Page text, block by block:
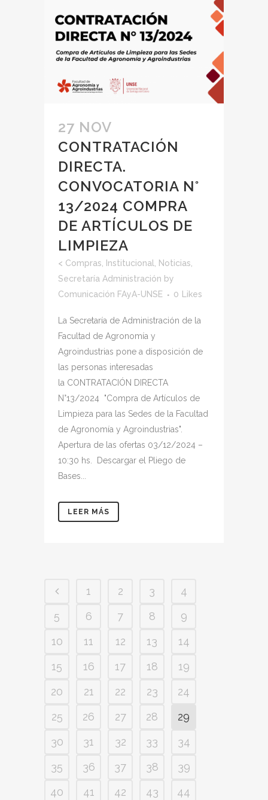
27 NOV
CONTRATACIÓN
DIRECTA.
CONVOCATORIA N°
13/2024 COMPRA
DE ARTÍCULOS DE
LIMPIEZA
< Compras Institucional Noticias
Secretaría Administración by
Comunicación FAyA-UNSE
0 Likes
La Secretaría de Administración de la
Facultad de Agronomía y
Agroindustrias pone a disposición de
las personas interesadas
la CONTRATACIÓN DIRECTA
N°13/2024 "Compra de Artículos de
Limpieza para las Sedes de la Facultad
de Agronomía y Agroindustrias".
Apertura de las ofertas 03/12/2024 –
10:30 hs. Descargar el Pliego de
Bases...
LEER MÁS
1 2 3
4
5
6 7 8
9
10
11 12 13
14
15
16 17 18
19
20
21 22 23
24
25
26 27 28
29
30
31 32 33
34
35
36 37 38
39
40
41 42 43
44